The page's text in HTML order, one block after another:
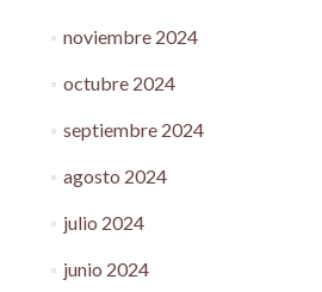
noviembre 2024
octubre 2024
septiembre 2024
agosto 2024
julio 2024
junio 2024